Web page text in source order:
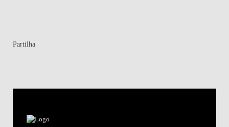
Partilha